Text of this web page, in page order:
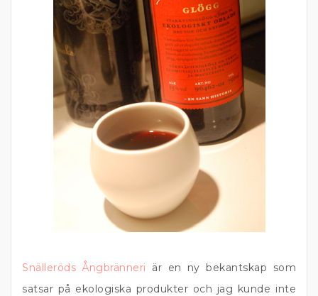
Snälleröds Ångbränneri
är en ny bekantskap som
satsar på ekologiska produkter och jag kunde inte